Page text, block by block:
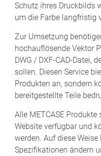
Schutz ihres Druckbilds
um die Farbe langfristig
Zur Umsetzung
hochauflösende Vektor
DWG / DXF-CAD-Datei,
sollen. Diesen Service
Produkten an, sondern
bereitgestellte Teile
Alle METCASE
Website verfügbar und
werden. Auf diese
Spezifikationen ändern